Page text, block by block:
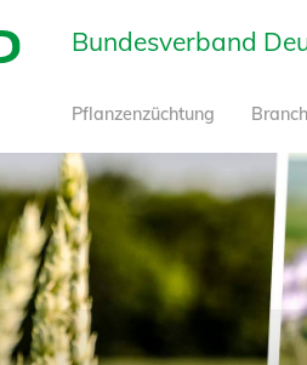
Bundesverband
Pflanzenzüchtung